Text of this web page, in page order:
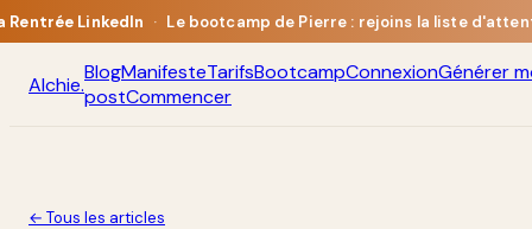
Rentrée LinkedIn · Le bootcamp de Pierre : rejoins la liste
Alchie.BlogManifesteTarifsBootcampConnexionGénérer
postCommencer
← Tous les articles